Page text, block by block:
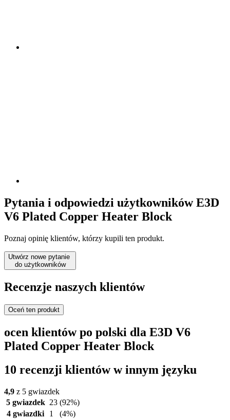
Pytania i odpowiedzi użytkowników E3D
V6 Plated Copper Heater Block
Poznaj opinię klientów, którzy kupili ten produkt.
Utwórz nowe pytanie
do użytkowników
Recenzje naszych klientów
Oceń ten produkt
ocen klientów po polski dla E3D V6
Plated Copper Heater Block
10 recenzji klientów w innym języku
4,9 z 5 gwiazdek
5 gwiazdek 23 (92%)
4 gwiazdki
1
(4%)